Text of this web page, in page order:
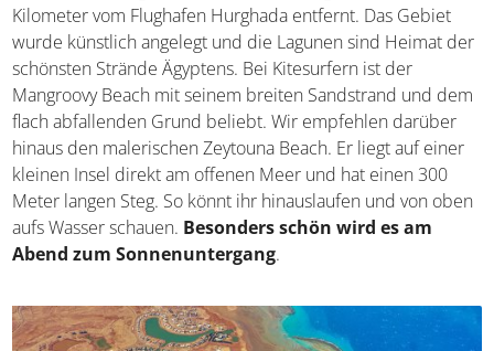
6. Zeytouna Beach
Die moderne Lagunenstadt El Gouna liegt etwa 20
Kilometer vom Flughafen Hurghada entfernt. Das Gebiet
wurde künstlich angelegt und die Lagunen sind Heimat
der schönsten Strände Ägyptens. Bei Kitesurfern ist der
Mangroovy Beach mit seinem breiten Sandstrand und
dem flach abfallenden Grund beliebt. Wir empfehlen
darüber hinaus den malerischen Zeytouna Beach. Er liegt
auf einer kleinen Insel direkt am offenen Meer und hat
und von oben aufs Wasser schauen.Besonders schön
wird es am Abend zum Sonnenuntergang